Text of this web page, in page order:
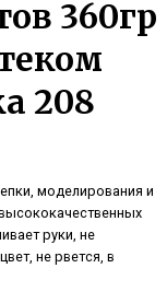
360гр
208
моделирования и
руки, не
не рвется, в